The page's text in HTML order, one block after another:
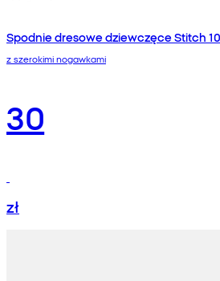
Spodnie dresowe dziewczęce Stitch
z szerokimi nogawkami
30
zł